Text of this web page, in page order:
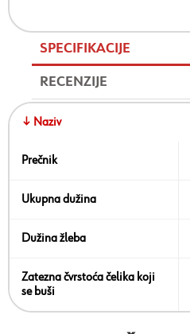
SPECIFIKACIJE
RECENZIJE
↓ Naziv
Prečnik
Ukupna dužina
Dužina žleba
Zatezna čvrstoća čelika koji
se buši